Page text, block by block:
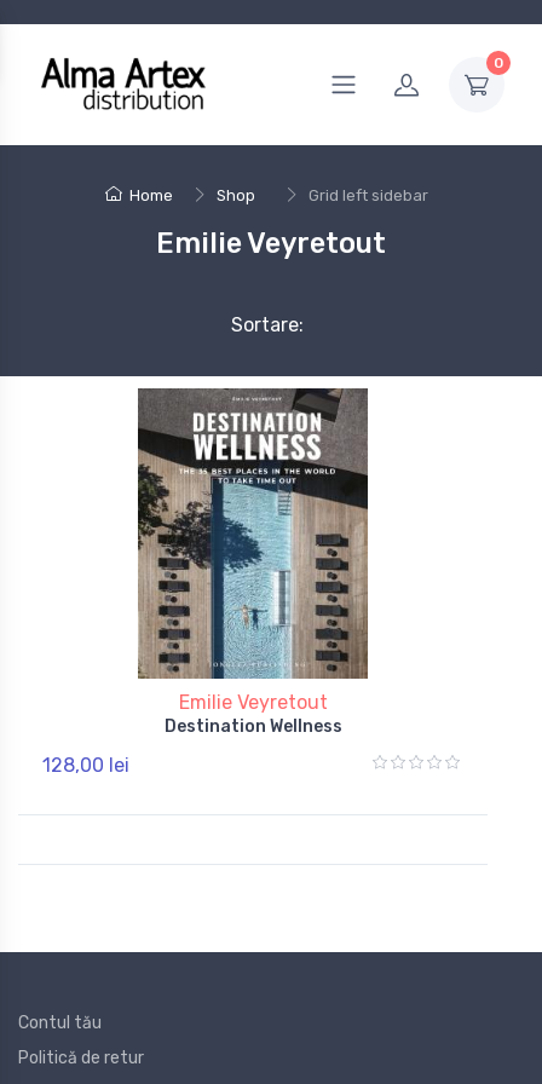
0
Home Shop Grid left sidebar
Emilie Veyretout
Sortare:
Emilie Veyretout
Destination Wellness
128,00 lei
Contul tău
Politică de retur